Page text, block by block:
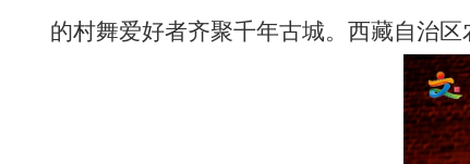
的村舞爱好者齐聚千年古城。西藏自治